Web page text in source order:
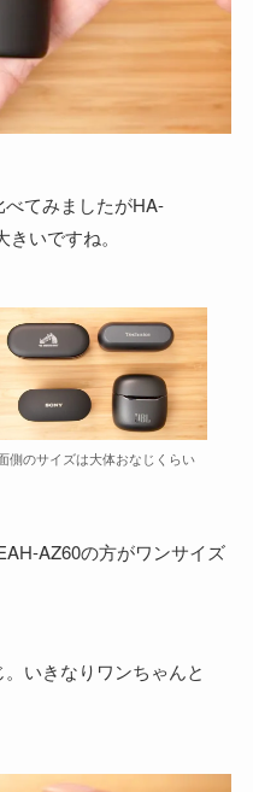
てみましたがHA-
いですね。
側のサイズは大体おなじくらい
AZ60の方がワンサイズ
いきなりワンちゃんと